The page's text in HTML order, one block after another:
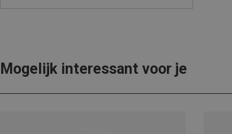
Mogelijk interessant voor je